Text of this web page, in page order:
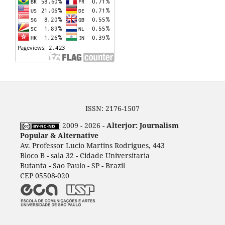
ISSN: 2176-1507
2009 - 2026 - Alterjor: Journalism
Popular & Alternative
Av. Professor Lucio Martins Rodrigues, 443
Bloco B - sala 32 - Cidade Universitaria
Butanta - Sao Paulo - SP - Brazil
CEP 05508-020